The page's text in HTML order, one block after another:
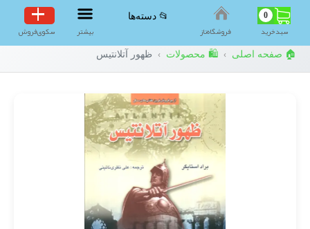
0
سبد‌خرید فروشگاه‌ناز
📂 دسته‌ها
بیشتر سکوی‌فروش
🏠 صفحه اصلی › 🛍️ محصولات › ظهور آتلانتیس